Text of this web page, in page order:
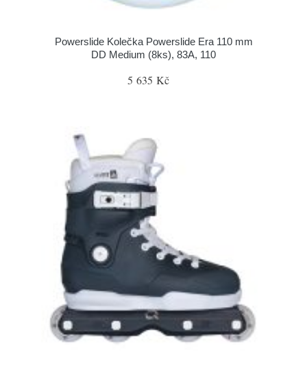
Powerslide Kolečka Powerslide Era 110 mm
DD Medium (8ks), 83A, 110
5 635 Kč